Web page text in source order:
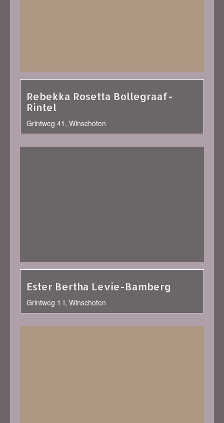
Rebekka Rosetta Bollegraaf-
Rintel
Grintweg 41, Winschoten
Ester Bertha Levie-Bamberg
Grintweg 1 I, Winschoten